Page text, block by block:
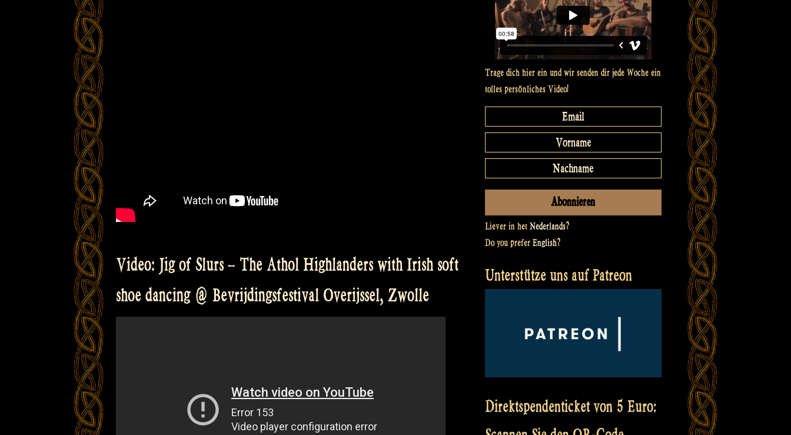
Video: Jig of Slurs – The Athol Highlanders with Irish soft
shoe dancing @ Bevrijdingsfestival Overijssel, Zwolle
Trage dich hier ein und wir senden dir jede Woche ein
tolles persönliches Video!
Liever in het Nederlands?
Do you prefer English?
Unterstütze uns auf Patreon
Direktspendenticket von 5 Euro: